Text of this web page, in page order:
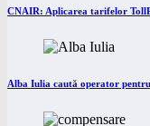
CNAIR: Aplicarea tarifelor
Alba Iulia caută operator